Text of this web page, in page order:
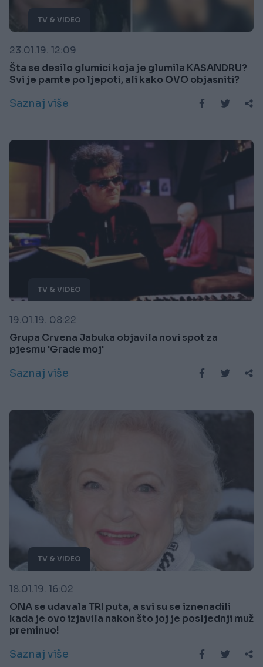
TV & VIDEO
23.01.19. 12:09
Šta se desilo glumici koja je glumila KASANDRU?
Svi je pamte po ljepoti, ali kako OVO objasniti?
Saznaj više
TV & VIDEO
19.01.19. 08:22
Grupa Crvena Jabuka objavila novi spot za
pjesmu 'Grade moj'
Saznaj više
TV & VIDEO
18.01.19. 16:02
ONA se udavala TRI puta, a svi su se iznenadili
kada je ovo izjavila nakon što joj je posljednji muž
preminuo!
Saznaj više